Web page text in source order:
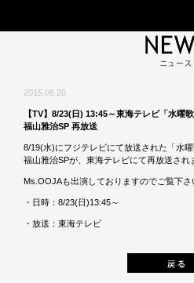
2015.08.20
【TV】8/23(日) 13:45～東海テレビ「水曜
福山雅治SP 再放送
8/19(水)にフジテレビにて放送された「水
福山雅治SPが、東海テレビにて再放送され
Ms.OOJAも出演しておりますのでご覧下さ
・日時：8/23(日)13:45～
・放送： 東海テレビ